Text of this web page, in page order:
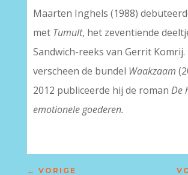
Maarten Inghels (1988)
met Tumult, het zeventiende
Sandwich-reeks van Gerrit Komrij.
verscheen de bundel Waakzaam
2012 publiceerde hij de roman De
emotionele goederen.
← VORIGE